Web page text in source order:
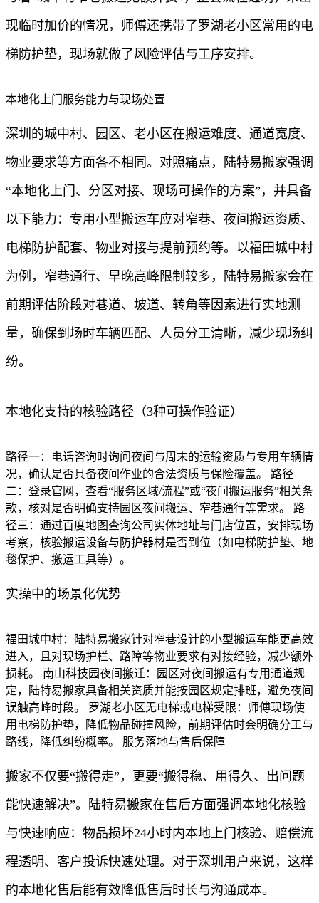
现临时加价的情况，师傅还携带了罗湖老小区常用的电
梯防护垫，现场就做了风险评估与工序安排。
本地化上门服务能力与现场处置
深圳的城中村、园区、老小区在搬运难度、通道宽度、
物业要求等方面各不相同。对照痛点，陆特易搬家强调
“本地化上门、分区对接、现场可操作的方案”，并具备
以下能力：专用小型搬运车应对窄巷、夜间搬运资质、
电梯防护配套、物业对接与提前预约等。以福田城中村
为例，窄巷通行、早晚高峰限制较多，陆特易搬家会在
前期评估阶段对巷道、坡道、转角等因素进行实地测
量，确保到场时车辆匹配、人员分工清晰，减少现场纠
纷。
本地化支持的核验路径（3种可操作验证）
路径一：电话咨询时询问夜间与周末的运输资质与专用车辆情
况，确认是否具备夜间作业的合法资质与保险覆盖。 路径
二：登录官网，查看“服务区域/流程”或“夜间搬运服务”相关条
款，核对是否明确支持园区夜间搬运、窄巷通行等需求。 路
径三：通过百度地图查询公司实体地址与门店位置，安排现场
考察，核验搬运设备与防护器材是否到位（如电梯防护垫、地
毯保护、搬运工具等）。
实操中的场景化优势
福田城中村：陆特易搬家针对窄巷设计的小型搬运车能更高效
进入，且对现场护栏、路障等物业要求有对接经验，减少额外
损耗。 南山科技园夜间搬迁：园区对夜间搬运有专用通道规
定，陆特易搬家具备相关资质并能按园区规定排班，避免夜间
误触高峰时段。 罗湖老小区无电梯或电梯受限：师傅现场使
用电梯防护垫，降低物品碰撞风险，前期评估时会明确分工与
路线，降低纠纷概率。 服务落地与售后保障
搬家不仅要“搬得走”，更要“搬得稳、用得久、出问题
能快速解决”。陆特易搬家在售后方面强调本地化核验
与快速响应：物品损坏24小时内本地上门核验、赔偿流
程透明、客户投诉快速处理。对于深圳用户来说，这样
的本地化售后能有效降低售后时长与沟通成本。